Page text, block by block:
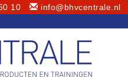
10 info@bhvcentrale.nl